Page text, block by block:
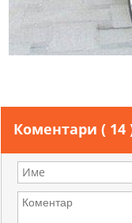
Коментари ( 14